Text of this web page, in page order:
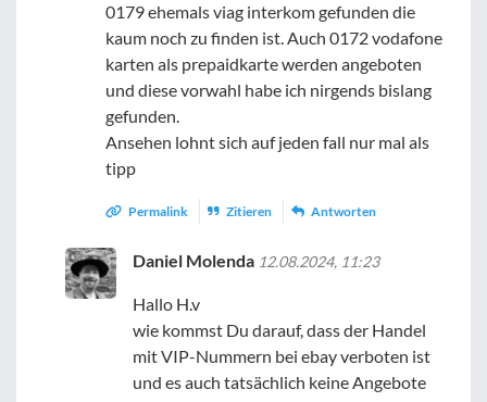
0179 ehemals viag interkom gefunden die
kaum noch zu finden ist. Auch 0172 vodafone
karten als prepaidkarte werden angeboten
und diese vorwahl habe ich nirgends bislang
gefunden.
Ansehen lohnt sich auf jeden fall nur mal als
tipp
Permalink Zitieren Antworten
Daniel Molenda 12.08.2024, 11:23
Hallo H.v
wie kommst Du darauf, dass der Handel
mit VIP-Nummern bei ebay verboten ist
und es auch tatsächlich keine Angebote